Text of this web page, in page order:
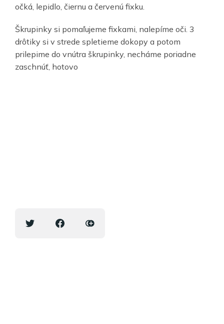
očká, lepidlo, čiernu a červenú fixku.
Škrupinky si pomaľujeme fixkami, nalepíme oči. 3
drôtiky si v strede spletieme dokopy a potom
prilepime do vnútra škrupinky, necháme poriadne
zaschnúť, hotovo